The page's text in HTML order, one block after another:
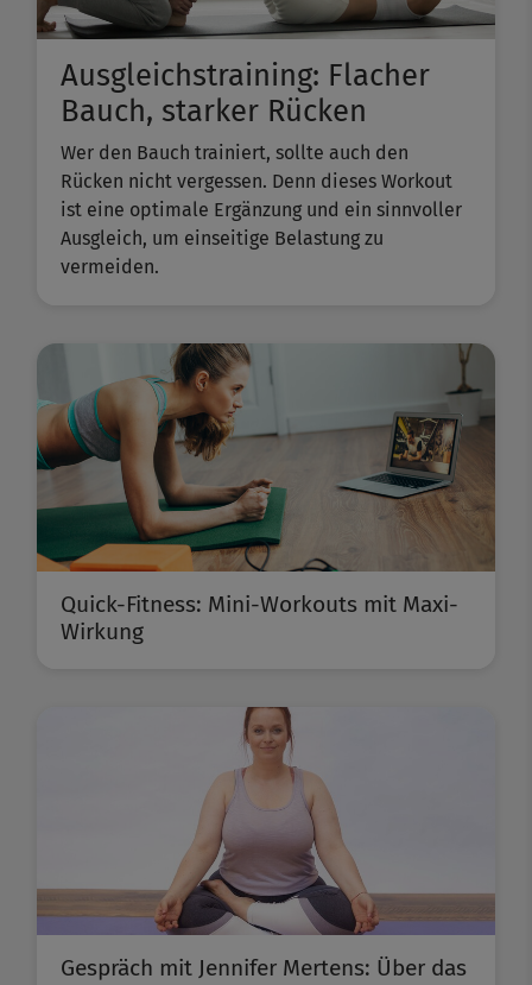
Ausgleichstraining: Flacher
Bauch, starker Rücken
Wer den Bauch trainiert, sollte auch den
Rücken nicht vergessen. Denn dieses Workout
ist eine optimale Ergänzung und ein sinnvoller
Ausgleich, um einseitige Belastung zu
vermeiden.
Quick-Fitness: Mini-Workouts mit Maxi-
Wirkung
Gespräch mit Jennifer Mertens: Über das